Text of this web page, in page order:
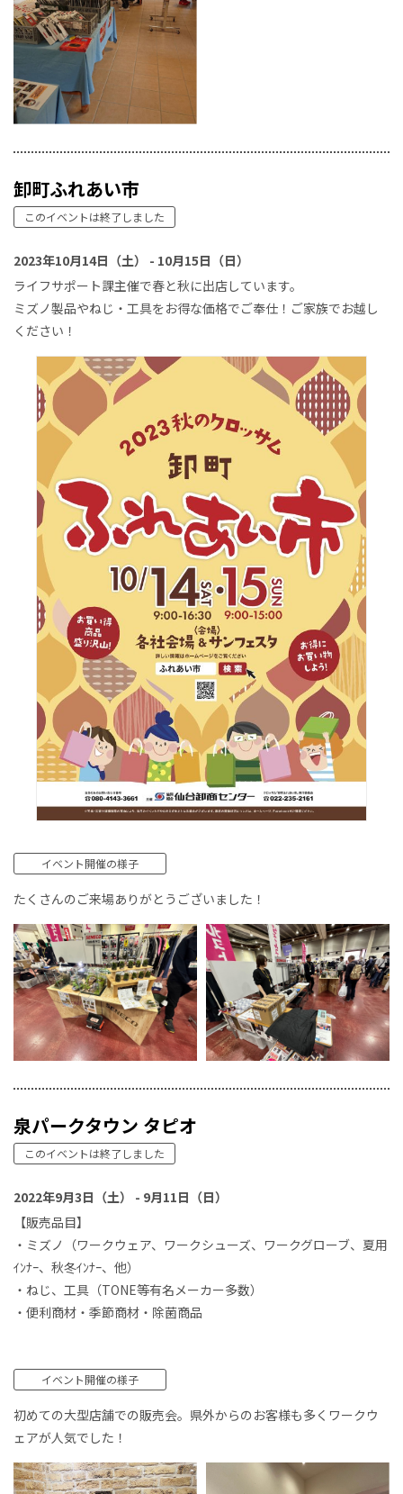
卸町ふれあい市
このイベントは終了しました
2023年10月14日（土） - 10月15日（日）
ライフサポート課主催で春と秋に出店しています。
ミズノ製品やねじ・工具をお得な価格でご奉仕！ご家族でお越し
ください！
イベント開催の様子
たくさんのご来場ありがとうございました！
泉パークタウン タピオ
このイベントは終了しました
2022年9月3日（土） - 9月11日（日）
【販売品目】
・ミズノ（ワークウェア、ワークシューズ、ワークグローブ、夏用
ｲﾝﾅｰ、秋冬ｲﾝﾅｰ、他）
・ねじ、工具（TONE等有名メーカー多数）
・便利商材・季節商材・除菌商品
イベント開催の様子
初めての大型店舗での販売会。県外からのお客様も多くワークウ
ェアが人気でした！